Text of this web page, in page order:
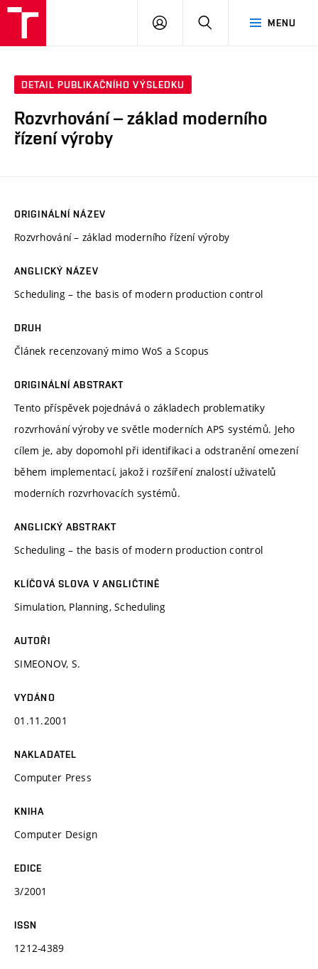
MENU
PŘIHLÁSIT
DETAIL PUBLIKAČNÍHO VÝSLEDKU
Rozvrhování – základ moderního
řízení výroby
ORIGINÁLNÍ NÁZEV
Rozvrhování – základ moderního řízení výroby
ANGLICKÝ NÁZEV
Scheduling – the basis of modern production control
DRUH
Článek recenzovaný mimo WoS a Scopus
ORIGINÁLNÍ ABSTRAKT
Tento příspěvek pojednává o základech problematiky
rozvrhování výroby ve světle moderních APS systémů. Jeho
cílem je, aby dopomohl při identifikaci a odstranění omezení
během implementací, jakož i rozšíření znalostí uživatelů
moderních rozvrhovacích systémů.
ANGLICKÝ ABSTRAKT
Scheduling – the basis of modern production control
KLÍČOVÁ SLOVA V ANGLIČTINĚ
Simulation, Planning, Scheduling
AUTOŘI
SIMEONOV, S.
VYDÁNO
01.11.2001
NAKLADATEL
Computer Press
KNIHA
Computer Design
EDICE
3/2001
ISSN
1212-4389